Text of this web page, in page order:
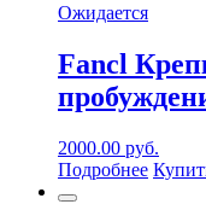
Ожидается
Fancl
2000.00 руб.
Подробнее